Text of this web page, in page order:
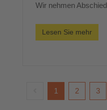
Wir nehmen Abschied
Lesen Sie mehr
1 2 3